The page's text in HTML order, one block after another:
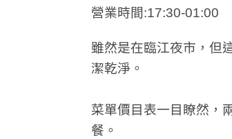
營業時間:17:30-01:00
雖然是在臨江夜市，但
潔乾淨。
菜單價目表一目瞭然，
餐。